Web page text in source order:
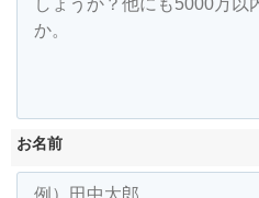
お名前